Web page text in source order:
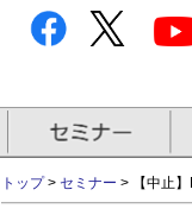
トップ> セミナー > 【中止